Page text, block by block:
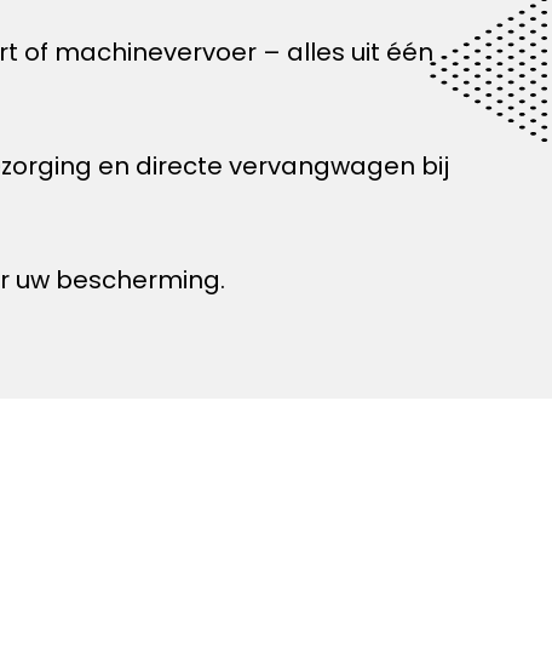
of machinevervoer – alles uit één
en directe vervangwagen bij
uw bescherming.